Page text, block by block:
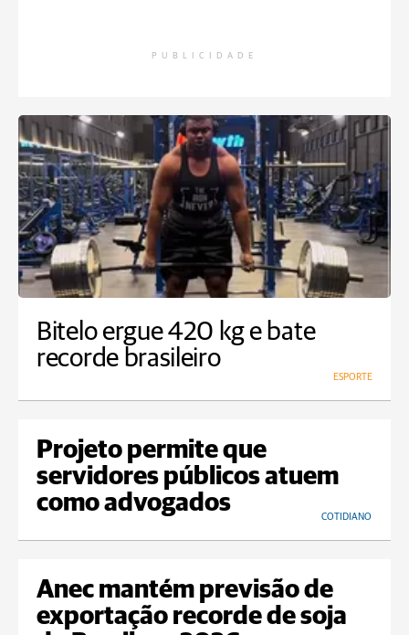
PUBLICIDADE
Bitelo ergue 420 kg e bate
recorde brasileiro
ESPORTE
Projeto permite que
servidores públicos atuem
como advogados
COTIDIANO
Anec mantém previsão de
exportação recorde de soja